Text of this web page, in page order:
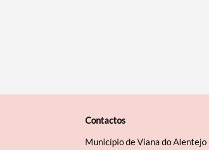
Contactos
Município de Viana do Alentejo